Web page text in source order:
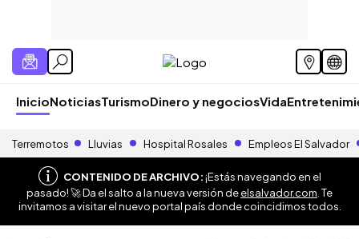
InicioNoticiasTurismoDinero y negociosVida
Terremotos Lluvias Hospital Rosales Empleos El Salvador
CONTENIDO DE ARCHIVO:¡Estás navegando en el
pasado! 🚀 Da el salto a la nueva versión deelsalvador.com . Te
invitamos a visitar el nuevo portal país donde coincidimos todos.